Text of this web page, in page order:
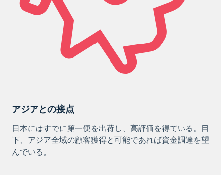
アジアとの接点
日本にはすでに第一便を出荷し、高評価を得ている。目
下、アジア全域の顧客獲得と可能であれば資金調達を望
んでいる。